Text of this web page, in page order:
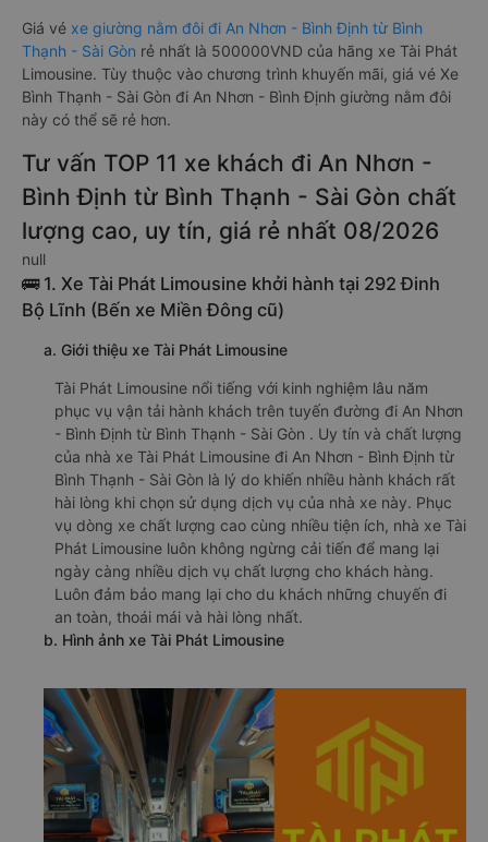
Giá vé xe giường nằm đôi đi An Nhơn - Bình Định từ Bình
Thạnh - Sài Gòn rẻ nhất là 500000VND của hãng xe Tài Phát
Limousine. Tùy thuộc vào chương trình khuyến mãi, giá vé Xe
Bình Thạnh - Sài Gòn đi An Nhơn - Bình Định giường nằm đôi
này có thể sẽ rẻ hơn.
Tư vấn TOP 11 xe khách đi An Nhơn -
Bình Định từ Bình Thạnh - Sài Gòn chất
lượng cao, uy tín, giá rẻ nhất 08/2026
null
🚌 1. Xe Tài Phát Limousine khởi hành tại 292 Đinh
Bộ Lĩnh (Bến xe Miền Đông cũ)
a. Giới thiệu xe Tài Phát Limousine
Tài Phát Limousine nổi tiếng với kinh nghiệm lâu năm
phục vụ vận tải hành khách trên tuyến đường đi An Nhơn
- Bình Định từ Bình Thạnh - Sài Gòn . Uy tín và chất lượng
của nhà xe Tài Phát Limousine đi An Nhơn - Bình Định từ
Bình Thạnh - Sài Gòn là lý do khiến nhiều hành khách rất
hài lòng khi chọn sử dụng dịch vụ của nhà xe này. Phục
vụ dòng xe chất lượng cao cùng nhiều tiện ích, nhà xe Tài
Phát Limousine luôn không ngừng cải tiến để mang lại
ngày càng nhiều dịch vụ chất lượng cho khách hàng.
Luôn đảm bảo mang lại cho du khách những chuyến đi
an toàn, thoái mái và hài lòng nhất.
b. Hình ảnh xe Tài Phát Limousine